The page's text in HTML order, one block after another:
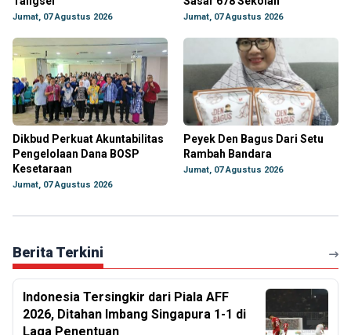
Jumat, 07 Agustus 2026 Jumat, 07 Agustus 2026
Dikbud Perkuat Akuntabilitas
Pengelolaan Dana BOSP
Kesetaraan
Jumat, 07 Agustus 2026
Peyek Den Bagus Dari Setu
Rambah Bandara
Jumat, 07 Agustus 2026
Berita Terkini
Indonesia Tersingkir dari Piala AFF
2026, Ditahan Imbang Singapura 1-1 di
Laga Penentuan